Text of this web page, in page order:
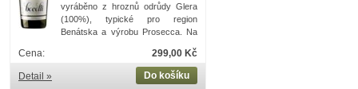
vyráběno z hroznů odrůdy Glera
(100%), typické pro region
Benátska a výrobu Prosecca. Na
chuti, pohladíbroskvovou jemností s
jedinečným zachováním minerality. Nejen díky
dokonalosti jemných bublinekj e dokonalou
299,00 Kč
Cena:
Do košíku
Detail »